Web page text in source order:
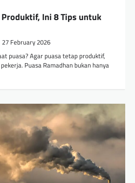
Produktif, Ini 8 Tips untuk
27 February 2026
puasa? Agar puasa tetap produktif,
Puasa Ramadhan bukan hanya